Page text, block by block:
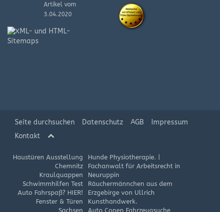
Artikel vom
3.04.2020
Seite durchsuchen Datenschutz AGB
Impressum
Kontakt
Haustüren Ausstellung
Chemnitz
Kraulquappen
Schwimmhilfen Test
Auto Fahrspaß? HIER!
Fenster & Türen
Sachsen
Hunde Physiotherapie.
Fachanwalt für Arbeitsrecht in
Neuruppin
Räuchermännchen aus dem
Erzgebirge von Ullrich
Kunsthandwerk.
Auto Conen Fahrzeugsuche